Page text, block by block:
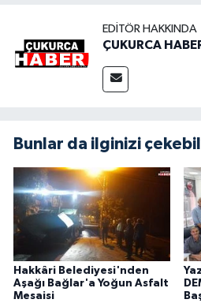
EDITÖR HAKKINDA
ÇUKURCA
Bunlar da ilginizi
Hakkâri Belediyesi'nden
Aşağı Bağlar'a Yoğun Asfalt
Mesaisi